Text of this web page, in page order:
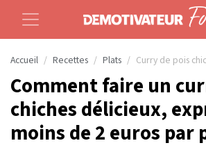
Accueil Recettes Plats Curry de pois
Comment faire un
chiches délicieux,
moins de 2 euros par